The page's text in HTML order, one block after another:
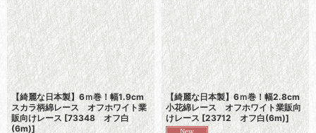
絞り込む
【綺麗な日本製】6ｍ巻！幅1.9cm
スカラ柄綿レース オフホワイト業
販向けレース [73348 オフ白
(6m)]
【綺麗な日本製】6ｍ巻！幅2.8cm
小花綿レース オフホワイト業販向
けレース [23712 オフ白(6m)]